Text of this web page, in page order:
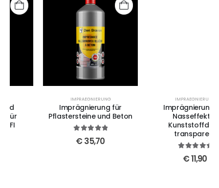
IMPRAEGNIERUNG
Imprägnierung für
Pflastersteine und Beton
IMPRAEGNIERUNG
Imprägnierung mit
Nasseffekt 1 l
Kunststoffdose
transparent